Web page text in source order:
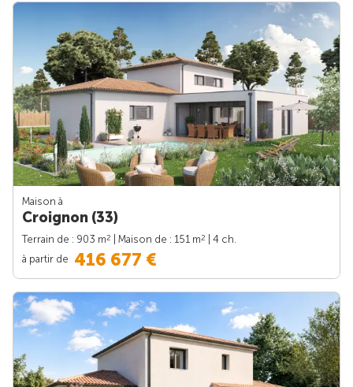
Maison à
Croignon (33)
Terrain de : 903 m2 | Maison de : 151 m2
| 4 ch.
à partir de 416 677 €